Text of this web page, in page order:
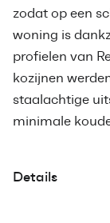
zodat op een
woning is
profielen van
kozijnen
staalachtige
minimale
Details